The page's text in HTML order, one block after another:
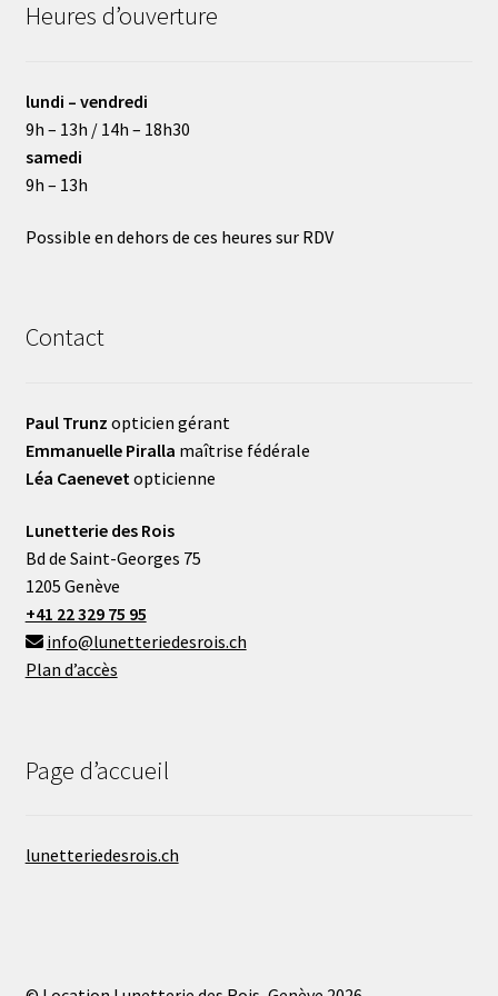
Heures d’ouverture
lundi – vendredi
9h – 13h / 14h – 18h30
samedi
9h – 13h
Possible en dehors de ces heures sur RDV
Contact
Paul Trunz opticien gérant
Emmanuelle Piralla maîtrise fédérale
Léa Caenevet opticienne
Lunetterie des Rois
Bd de Saint-Georges 75
1205 Genève
+41 22 329 75 95
info@lunetteriedesrois.ch
Plan d’accès
Page d’accueil
lunetteriedesrois.ch